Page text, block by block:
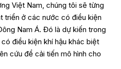
Việt Nam, chúng tôi sẽ từng
triển ở các nước có điều kiện
Nam Á. Đó là dự kiến trong
điều kiện khí hậu khác biệt
cứu để cải tiến mô hình cho